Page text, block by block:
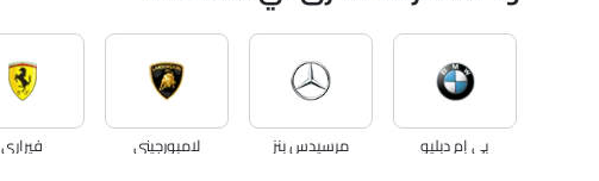
بي إم دبليو مرسيدس بنز لامبورجيني فيراري